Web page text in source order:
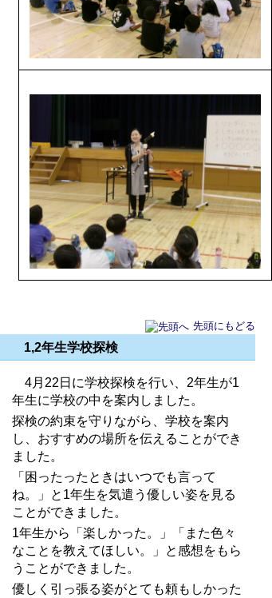
先頭にもどる
1,2年生学校探検
4月22日に学校探検を行い、2年生が1
年生に学校の中を案内しました。
探検の約束を守りながら、学校を案内
し、おすすめの場所を伝えることができ
ました。
「困ったったときはいつでも言って
ね。」と1年生を気遣う優しい姿を見る
ことができました。
1年生から「楽しかった。」「また色々
なことを教えてほしい。」と感想をもら
うことができました。
優しく引っ張る姿がとても頼もしかった